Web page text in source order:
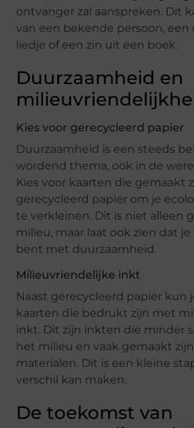
ontvanger zal aanspreken. Dit
van een bekende persoon, een
liedje of een zin uit een boek.
Duurzaamheid en
Kies voor gerecycleerd papier
Duurzaamheid is een steeds
wordend thema, ook in de
Kies voor kaarten die gemaakt
gerecycleerd papier om je
te verkleinen. Dit is niet alleen
milieu, maar laat ook zien dat
bent met duurzaamheid.
Milieuvriendelijke inkt
Naast gerecycleerd papier kun
kaarten die bedrukt zijn met
inkt. Dit zijn inkten die minder
het milieu en vaak gemaakt
materialen. Dit is een kleine
verschil kan maken.
De toekomst van